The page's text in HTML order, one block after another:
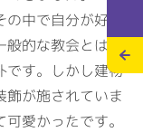
ッフブログ
中で自分が好き
的な教会とは違
です。しかし建物
飾が施されていま
愛かったです。